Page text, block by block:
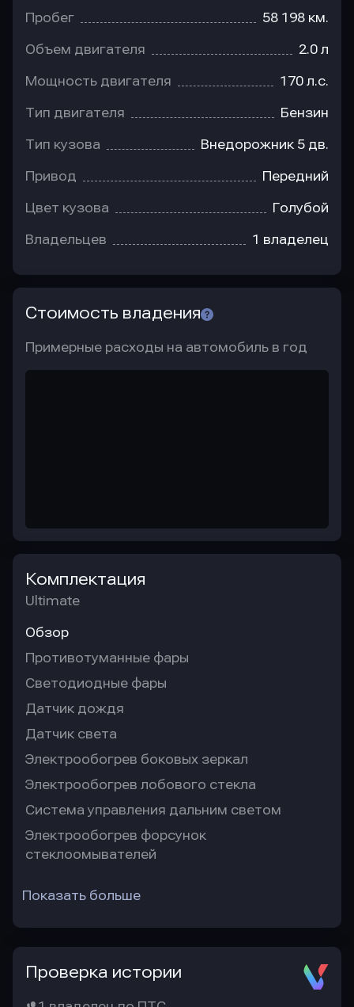
Пробег 58 198 км.
Объем двигателя 2.0 л
Мощность двигателя 170 л.с.
Тип двигателя Бензин
Тип кузова Внедорожник 5 дв.
Привод Передний
Цвет кузова Голубой
Владельцев 1 владелец
Стоимость владения
Примерные расходы на автомобиль в год
Комплектация
Ultimate
Обзор
Противотуманные фары
Светодиодные фары
Датчик дождя
Датчик света
Электрообогрев боковых зеркал
Электрообогрев лобового стекла
Система управления дальним светом
Электрообогрев форсунок
стеклоомывателей
Показать больше
Проверка истории